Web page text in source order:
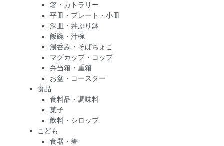
箸・カトラリー
平皿・プレート・小皿
深皿・丼ぶり鉢
飯碗・汁椀
湯呑み・そばちょこ
マグカップ・コップ
弁当箱・重箱
お盆・コースター
食品
食料品・調味料
菓子
飲料・シロップ
こども
食器・箸